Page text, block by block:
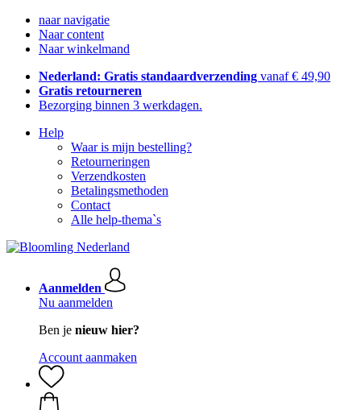
naar navigatie
Naar content
Naar winkelmand
Nederland: Gratis standaardverzending vanaf € 49,90
Gratis retourneren
Bezorging binnen 3 werkdagen.
Help
Waar is mijn bestelling?
Retourneringen
Verzendkosten
Betalingsmethoden
Contact
Alle help-thema`s
Aanmelden
Nu aanmelden
Ben je nieuw hier?
Account aanmaken